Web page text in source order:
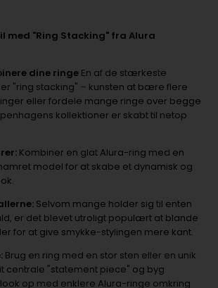
med "Ring Stacking" fra Alura
dine ringe En af de stærkeste
"ring stacking" – kunsten at bære flere
eller fordele mange ringe over begge
kollektioner er skabt til netop
Kombiner en glat Alura-ring med en
model for at skabe et dynamisk og
Selvom mange holder sig til enten
er det blevet utroligt populært at blande
for at give smykke-stylingen mere kant.
Brug en ring med en stor sten eller en unik
centrale "statement piece" og byg
op med enklere Alura-ringe omkring